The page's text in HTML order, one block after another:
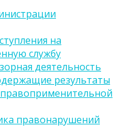
на
службу
деятельность
результаты
правонарушений